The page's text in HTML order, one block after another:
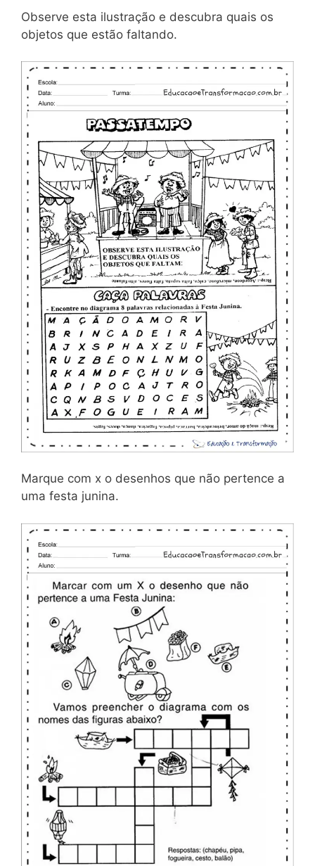
Observe esta ilustração e descubra quais os
objetos que estão faltando.
Marque com x o desenhos que não pertence a
uma festa junina.